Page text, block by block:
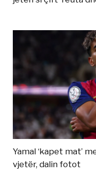
Yamal ‘kapet mat’
vjetër, dalin fotot